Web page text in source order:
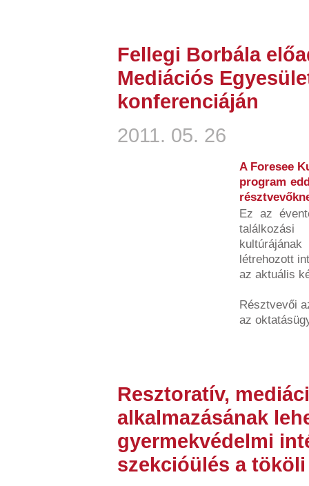
Fellegi Borbála
Mediációs
konferenciáján
2011. 05. 26
A Foresee
program
Ez az
létrehozott
az aktuális
Résztvevői
az
Resztoratív,
alkalmazásának
gyermekvédelmi
szekcióülés a